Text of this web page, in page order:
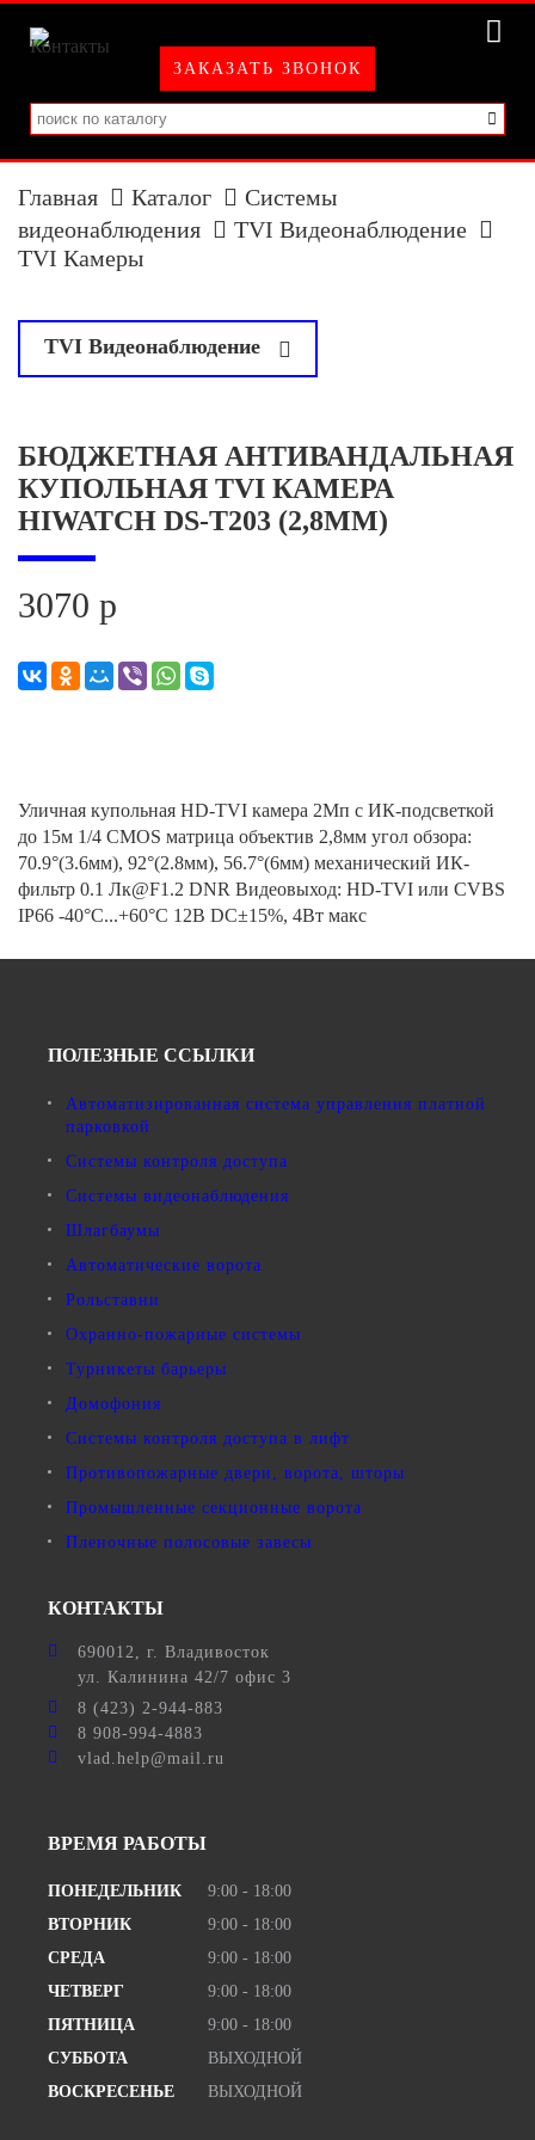
ЗАКАЗАТЬ ЗВОНОК
Главная Каталог
Системы
видеонаблюдения
TVI Видеонаблюдение
TVI Камеры
TVI Видеонаблюдение
TVI Регистраторы
БЮДЖЕТНАЯ АНТИВАНДАЛЬНАЯ
КУПОЛЬНАЯ TVI КАМЕРА
HIWATCH DS-T203 (2,8ММ)
3070 р
Уличная купольная HD-TVI камера 2Мп с ИК-подсветкой
до 15м 1/4 CMOS матрица объектив 2,8мм угол обзора:
70.9°(3.6мм), 92°(2.8мм), 56.7°(6мм) механический ИК-
фильтр 0.1 Лк@F1.2 DNR Видеовыход: HD-TVI или CVBS
IP66 -40°С...+60°С 12В DC±15%, 4Вт макс
ПОЛЕЗНЫЕ ССЫЛКИ
Автоматизированная система управления платной
парковкой
Системы контроля доступа
Системы видеонаблюдения
Шлагбаумы
Автоматические ворота
Рольставни
Охранно-пожарные системы
Турникеты барьеры
Домофония
Системы контроля доступа в лифт
Противопожарные двери, ворота, шторы
Промышленные секционные ворота
Пленочные полосовые завесы
КОНТАКТЫ
690012, г. Владивосток
ул. Калинина 42/7 офис 3
8 (423) 2-944-883
8 908-994-4883
vlad.help@mail.ru
ВРЕМЯ РАБОТЫ
ПОНЕДЕЛЬНИК
9:00 - 18:00
ВТОРНИК
9:00 - 18:00
СРЕДА
9:00 - 18:00
ЧЕТВЕРГ
9:00 - 18:00
ПЯТНИЦА
9:00 - 18:00
СУББОТА
ВЫХОДНОЙ
ВОСКРЕСЕНЬЕ
ВЫХОДНОЙ